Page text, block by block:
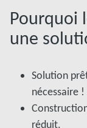
Pourquoi
une
Solution
nécessaire !
réduit.